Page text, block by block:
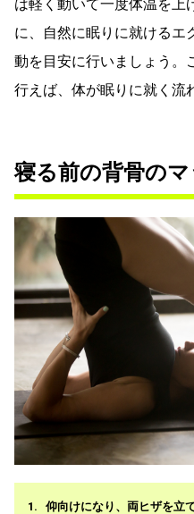
は軽く動いて一度体温を上
に、自然に眠りに就けるエ
動を目安に行いましょう。
行えば、体が眠りに就く流
寝る前の背骨の
仰向けになり、両ヒザを立